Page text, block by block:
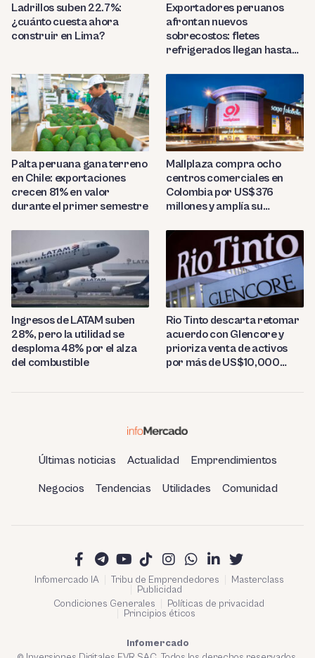
Ladrillos suben 22.7%:
¿cuánto cuesta ahora
construir en Lima?
Exportadores peruanos
afrontan nuevos
sobrecostos: fletes
refrigerados llegan hasta
Palta peruana gana terreno
en Chile: exportaciones
crecen 81% en valor
durante el primer semestre
Mallplaza compra ocho
centros comerciales en
Colombia por US$376
millones y amplía su
Ingresos de LATAM suben
28%, pero la utilidad se
desploma 48% por el alza
del combustible
Rio Tinto descarta retomar
acuerdo con Glencore y
prioriza venta de activos
por más de US$10,000
Últimas noticias Actualidad Emprendimientos
Negocios Tendencias Utilidades Comunidad
Infomercado IA Tribu de Emprendedores
Masterclass
Publicidad
Condiciones Generales
Políticas de privacidad
Principios éticos
Infomercado